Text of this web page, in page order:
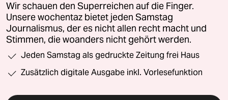
Wir schauen den Superreichen auf die Finger.
Unsere wochentaz bietet jeden Samstag
Journalismus, der es nicht allen recht macht und
Stimmen, die woanders nicht gehört werden.
Jeden Samstag als gedruckte Zeitung frei Haus
Zusätzlich digitale Ausgabe inkl. Vorlesefunktion